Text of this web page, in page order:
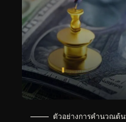
ตัวอย่างการคำนวณต้น